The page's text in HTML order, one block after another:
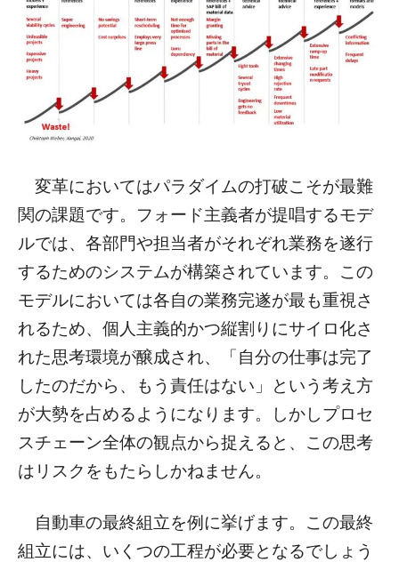
変革においてはパラダイムの打破こそが最難
関の課題です。フォード主義者が提唱するモデ
ルでは、各部門や担当者がそれぞれ業務を遂行
するためのシステムが構築されています。この
モデルにおいては各自の業務完遂が最も重視さ
れるため、個人主義的かつ縦割りにサイロ化さ
れた思考環境が醸成され、「自分の仕事は完了
したのだから、もう責任はない」という考え方
が大勢を占めるようになります。しかしプロセ
スチェーン全体の観点から捉えると、この思考
はリスクをもたらしかねません。
自動車の最終組立を例に挙げます。この最終
組立には、いくつの工程が必要となるでしょう